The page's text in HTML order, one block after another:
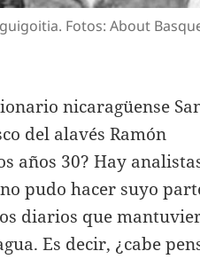
Fotos: About
nicaragüense
del alavés Ramón
años 30? Hay
pudo hacer suyo
diarios que
Es decir, ¿cabe